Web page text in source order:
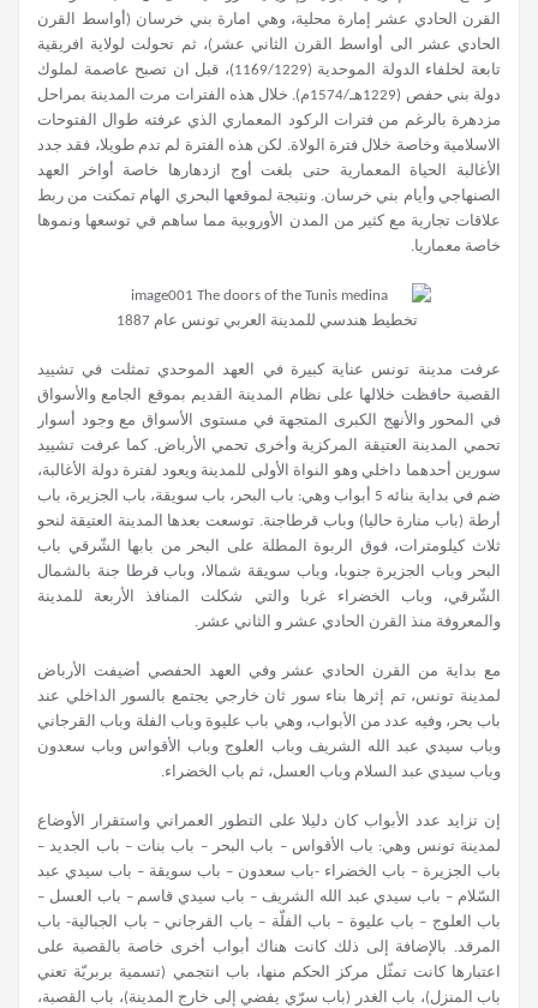
القرن الحادي عشر إمارة محلية، وهي امارة بني خرسان (أواسط القرن
الحادي عشر الى أواسط القرن الثاني عشر)، ثم تحولت لولاية افريقية
تابعة لخلفاء الدولة الموحدية (1169/1229)، قبل ان تصبح عاصمة لملوك
دولة بني حفص (1229هـ/1574م). خلال هذه الفترات مرت المدينة بمراحل
مزدهرة بالرغم من فترات الركود المعماري الذي عرفته طوال الفتوحات
الاسلامية وخاصة خلال فترة الولاة. لكن هذه الفترة لم تدم طويلا، فقد جدد
الأغالبة الحياة المعمارية حتى بلغت أوج ازدهارها خاصة أواخر العهد
الصنهاجي وأيام بني خرسان. ونتيجة لموقعها البحري الهام تمكنت من ربط
علاقات تجارية مع كثير من المدن الأوروبية مما ساهم في توسعها ونموها
خاصة معماريا.
تخطيط هندسي للمدينة العربي تونس عام 1887
عرفت مدينة تونس عناية كبيرة في العهد الموحدي تمثلت في تشييد
القصبة حافظت خلالها على نظام المدينة القديم بموقع الجامع والأسواق
في المحور والأنهج الكبرى المتجهة في مستوى الأسواق مع وجود أسوار
تحمي المدينة العتيقة المركزية وأخرى تحمي الأرباض. كما عرفت تشييد
سورين أحدهما داخلي وهو النواة الأولى للمدينة ويعود لفترة دولة الأغالبة،
ضم في بداية بنائه 5 أبواب وهي: باب البحر، باب سويقة، باب الجزيرة، باب
أرطة (باب منارة حاليا) وباب قرطاجنة. توسعت بعدها المدينة العتيقة لنحو
ثلاث كيلومترات، فوق الربوة المطلة على البحر من بابها الشّرقي باب
البحر وباب الجزيرة جنوبا، وباب سويقة شمالا، وباب قرطا جنة بالشمال
الشّرقي، وباب الخضراء غربا والتي شكلت المنافذ الأربعة للمدينة
والمعروفة منذ القرن الحادي عشر و الثاني عشر.
مع بداية من القرن الحادي عشر وفي العهد الحفصي أضيفت الأرباض
لمدينة تونس، تم إثرها بناء سور ثان خارجي يجتمع بالسور الداخلي عند
باب بحر، وفيه عدد من الأبواب، وهي باب عليوة وباب الفلة وباب القرجاني
وباب سيدي عبد الله الشريف وباب العلوج وباب الأقواس وباب سعدون
وباب سيدي عبد السلام وباب العسل، ثم باب الخضراء.
إن تزايد عدد الأبواب كان دليلا على التطور العمراني واستقرار الأوضاع
لمدينة تونس وهي: باب الأقواس – باب البحر – باب بنات – باب الجديد –
باب الجزيرة – باب الخضراء -باب سعدون – باب سويقة – باب سيدي عبد
السّلام – باب سيدي عبد الله الشريف – باب سيدي قاسم – باب العسل –
باب العلوج – باب عليوة – باب الفلّة – باب القرجاني – باب الجبالية- باب
المرقد. بالإضافة إلى ذلك كانت هناك أبواب أخرى خاصة بالقصبة على
اعتبارها كانت تمثّل مركز الحكم منها، باب انتجمي (تسمية بربريّة تعني
باب المنزل)، باب الغدر (باب سرّي يفضي إلى خارج المدينة)، باب القصبة،